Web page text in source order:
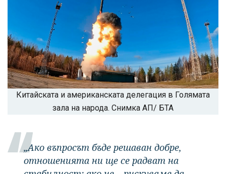
Китайската и американската делегация в Голямата
зала на народа. Снимка АП/ БТА
„Ако въпросът бъде решаван добре,
отношенията ни ще се радват на